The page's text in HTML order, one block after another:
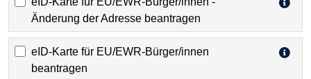
Änderung der Adresse beantragen
eID-Karte für EU/EWR-Bürger/innen
beantragen